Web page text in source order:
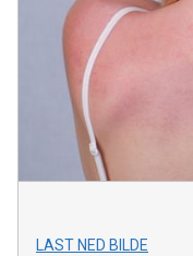
LAST NED BILDE